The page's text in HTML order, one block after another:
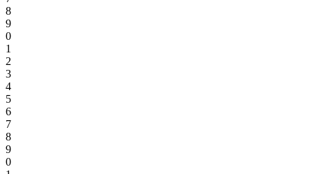
8
9
0
1
2
3
4
5
6
7
8
9
0